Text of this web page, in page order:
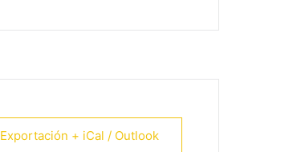
Exportación + iCal / Outlook